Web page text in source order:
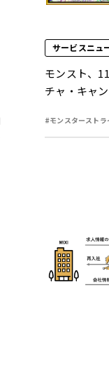
サービスニュ
モンスト、
チャ・キャ
#モンスターストラ